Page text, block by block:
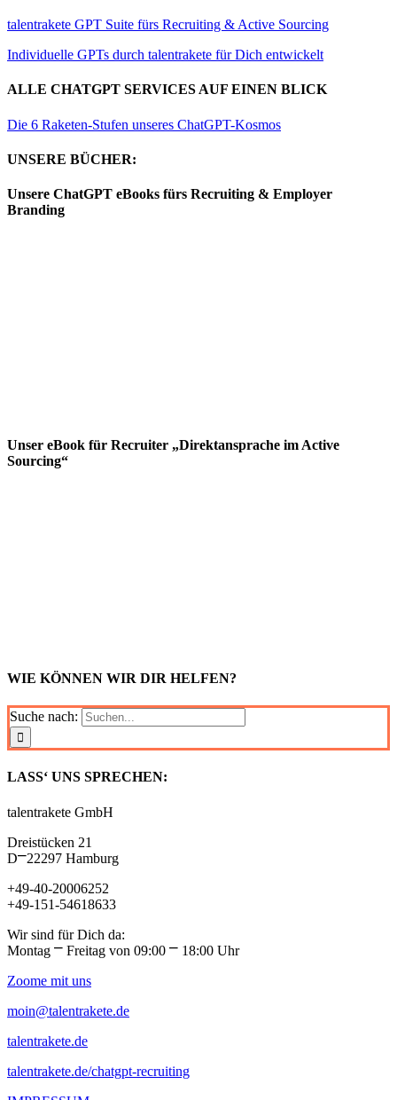
talentrakete GPT Suite fürs Recruiting & Active Sourcing
Individuelle GPTs durch talentrakete für Dich entwickelt
ALLE CHATGPT SERVICES AUF EINEN BLICK
Die 6 Raketen-Stufen unseres ChatGPT-Kosmos
UNSERE BÜCHER:
Unsere ChatGPT eBooks fürs Recruiting & Employer
Branding
Unser eBook für Recruiter „Direktansprache im Active
Sourcing“
WIE KÖNNEN WIR DIR HELFEN?
Suche nach:
LASS‘ UNS SPRECHEN:
talentrakete GmbH
Dreistücken 21
D⎻22297 Hamburg
+49-40-20006252
+49-151-54618633
Wir sind für Dich da:
Montag ⎻ Freitag von 09:00 ⎻ 18:00 Uhr
Zoome mit uns
moin@talentrakete.de
talentrakete.de
talentrakete.de/chatgpt-recruiting